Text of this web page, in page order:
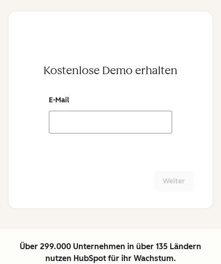
Kostenlose Demo erhalten
E-Mail
Weiter
Über 299.000 Unternehmen in über 135 Ländern
nutzen HubSpot für ihr Wachstum.